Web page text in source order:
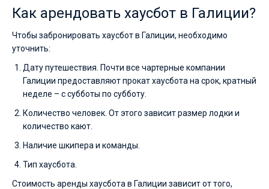
Как арендовать хаусбот в Галиции?
Чтобы забронировать хаусбот в Галиции, необходимо
уточнить:
Дату путешествия. Почти все чартерные компании
Галиции предоставляют прокат хаусбота на срок, кратный
неделе – с субботы по субботу.
Количество человек. От этого зависит размер лодки и
количество кают.
Наличие шкипера и команды.
Тип хаусбота.
Стоимость аренды хаусбота в Галиции зависит от того,